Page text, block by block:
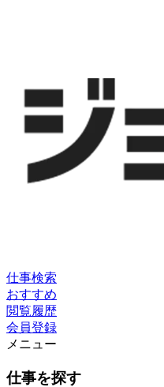
仕事検索
おすすめ
閲覧履歴
会員登録
メニュー
仕事を探す